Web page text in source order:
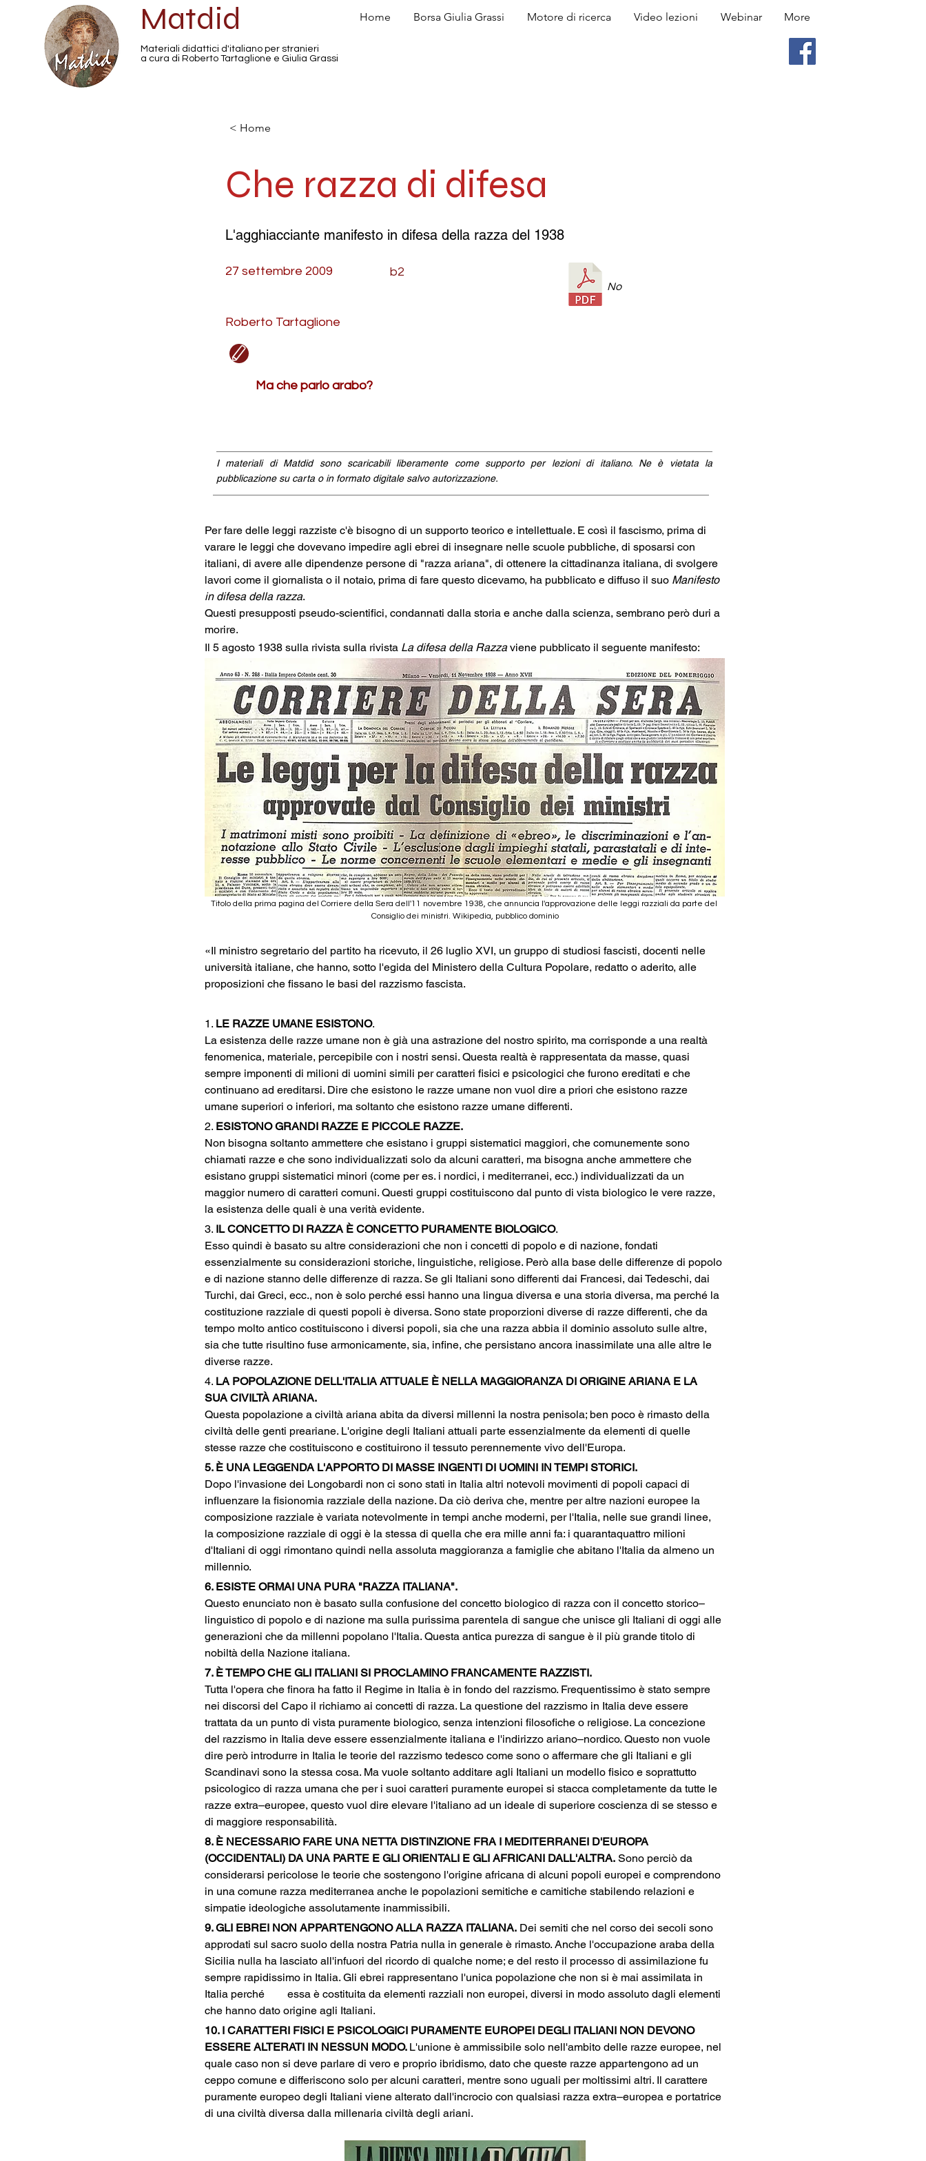
Matdid
Materiali didattici d'italiano per stranieri
a cura di Roberto Tartaglione e Giulia Grassi
Home Borsa Giulia Grassi Motore di ricerca Video lezioni Webinar More
< Home
Che razza di difesa
L'agghiacciante manifesto in difesa della razza del 1938
27 settembre 2009 b2
Roberto Tartaglione
No
Ma che parlo arabo?
I materiali di Matdid sono scaricabili liberamente come supporto per lezioni di italiano. Ne è vietata la
pubblicazione su carta o in formato digitale salvo autorizzazione.
Per fare delle leggi razziste c'è bisogno di un supporto teorico e intellettuale. E così il fascismo, prima di
varare le leggi che dovevano impedire agli ebrei di insegnare nelle scuole pubbliche, di sposarsi con
italiani, di avere alle dipendenze persone di "razza ariana", di ottenere la cittadinanza italiana, di svolgere
lavori come il giornalista o il notaio, prima di fare questo dicevamo, ha pubblicato e diffuso il suo Manifesto
in difesa della razza.
Questi presupposti pseudo-scientifici, condannati dalla storia e anche dalla scienza, sembrano però duri a
morire.
Il 5 agosto 1938 sulla rivista sulla rivista La difesa della Razza viene pubblicato il seguente manifesto:
Titolo della prima pagina del Corriere della Sera dell'11 novembre 1938, che annuncia l'approvazione delle leggi razziali da parte del
Consiglio dei ministri. Wikipedia, pubblico dominio
«Il ministro segretario del partito ha ricevuto, il 26 luglio XVI, un gruppo di studiosi fascisti, docenti nelle
università italiane, che hanno, sotto l'egida del Ministero della Cultura Popolare, redatto o aderito, alle
proposizioni che fissano le basi del razzismo fascista.
1. LE RAZZE UMANE ESISTONO.
La esistenza delle razze umane non è già una astrazione del nostro spirito, ma corrisponde a una realtà
fenomenica, materiale, percepibile con i nostri sensi. Questa realtà è rappresentata da masse, quasi
sempre imponenti di milioni di uomini simili per caratteri fisici e psicologici che furono ereditati e che
continuano ad ereditarsi. Dire che esistono le razze umane non vuol dire a priori che esistono razze
umane superiori o inferiori, ma soltanto che esistono razze umane differenti.
2. ESISTONO GRANDI RAZZE E PICCOLE RAZZE.
Non bisogna soltanto ammettere che esistano i gruppi sistematici maggiori, che comunemente sono
chiamati razze e che sono individualizzati solo da alcuni caratteri, ma bisogna anche ammettere che
esistano gruppi sistematici minori (come per es. i nordici, i mediterranei, ecc.) individualizzati da un
maggior numero di caratteri comuni. Questi gruppi costituiscono dal punto di vista biologico le vere razze,
la esistenza delle quali è una verità evidente.
3. IL CONCETTO DI RAZZA È CONCETTO PURAMENTE BIOLOGICO.
Esso quindi è basato su altre considerazioni che non i concetti di popolo e di nazione, fondati
essenzialmente su considerazioni storiche, linguistiche, religiose. Però alla base delle differenze di popolo
e di nazione stanno delle differenze di razza. Se gli Italiani sono differenti dai Francesi, dai Tedeschi, dai
Turchi, dai Greci, ecc., non è solo perché essi hanno una lingua diversa e una storia diversa, ma perché la
costituzione razziale di questi popoli è diversa. Sono state proporzioni diverse di razze differenti, che da
tempo molto antico costituiscono i diversi popoli, sia che una razza abbia il dominio assoluto sulle altre,
sia che tutte risultino fuse armonicamente, sia, infine, che persistano ancora inassimilate una alle altre le
diverse razze.
4. LA POPOLAZIONE DELL'ITALIA ATTUALE È NELLA MAGGIORANZA DI ORIGINE ARIANA E LA
SUA CIVILTÀ ARIANA.
Questa popolazione a civiltà ariana abita da diversi millenni la nostra penisola; ben poco è rimasto della
civiltà delle genti preariane. L'origine degli Italiani attuali parte essenzialmente da elementi di quelle
stesse razze che costituiscono e costituirono il tessuto perennemente vivo dell'Europa.
5. È UNA LEGGENDA L'APPORTO DI MASSE INGENTI DI UOMINI IN TEMPI STORICI.
Dopo l'invasione dei Longobardi non ci sono stati in Italia altri notevoli movimenti di popoli capaci di
influenzare la fisionomia razziale della nazione. Da ciò deriva che, mentre per altre nazioni europee la
composizione razziale è variata notevolmente in tempi anche moderni, per l'Italia, nelle sue grandi linee,
la composizione razziale di oggi è la stessa di quella che era mille anni fa: i quarantaquattro milioni
d'Italiani di oggi rimontano quindi nella assoluta maggioranza a famiglie che abitano l'Italia da almeno un
millennio.
6. ESISTE ORMAI UNA PURA "RAZZA ITALIANA".
Questo enunciato non è basato sulla confusione del concetto biologico di razza con il concetto storico–
linguistico di popolo e di nazione ma sulla purissima parentela di sangue che unisce gli Italiani di oggi alle
generazioni che da millenni popolano l'Italia. Questa antica purezza di sangue è il più grande titolo di
nobiltà della Nazione italiana.
7. È TEMPO CHE GLI ITALIANI SI PROCLAMINO FRANCAMENTE RAZZISTI.
Tutta l'opera che finora ha fatto il Regime in Italia è in fondo del razzismo. Frequentissimo è stato sempre
nei discorsi del Capo il richiamo ai concetti di razza. La questione del razzismo in Italia deve essere
trattata da un punto di vista puramente biologico, senza intenzioni filosofiche o religiose. La concezione
del razzismo in Italia deve essere essenzialmente italiana e l'indirizzo ariano–nordico. Questo non vuole
dire però introdurre in Italia le teorie del razzismo tedesco come sono o affermare che gli Italiani e gli
Scandinavi sono la stessa cosa. Ma vuole soltanto additare agli Italiani un modello fisico e soprattutto
psicologico di razza umana che per i suoi caratteri puramente europei si stacca completamente da tutte le
razze extra–europee, questo vuol dire elevare l'italiano ad un ideale di superiore coscienza di se stesso e
di maggiore responsabilità.
8. È NECESSARIO FARE UNA NETTA DISTINZIONE FRA I MEDITERRANEI D'EUROPA
(OCCIDENTALI) DA UNA PARTE E GLI ORIENTALI E GLI AFRICANI DALL'ALTRA. Sono perciò da
considerarsi pericolose le teorie che sostengono l'origine africana di alcuni popoli europei e comprendono
in una comune razza mediterranea anche le popolazioni semitiche e camitiche stabilendo relazioni e
simpatie ideologiche assolutamente inammissibili.
9. GLI EBREI NON APPARTENGONO ALLA RAZZA ITALIANA. Dei semiti che nel corso dei secoli sono
approdati sul sacro suolo della nostra Patria nulla in generale è rimasto. Anche l'occupazione araba della
Sicilia nulla ha lasciato all'infuori del ricordo di qualche nome; e del resto il processo di assimilazione fu
sempre rapidissimo in Italia. Gli ebrei rappresentano l'unica popolazione che non si è mai assimilata in
Italia perché	essa è costituita da elementi razziali non europei, diversi in modo assoluto dagli elementi
che hanno dato origine agli Italiani.
10. I CARATTERI FISICI E PSICOLOGICI PURAMENTE EUROPEI DEGLI ITALIANI NON DEVONO
ESSERE ALTERATI IN NESSUN MODO. L'unione è ammissibile solo nell'ambito delle razze europee, nel
quale caso non si deve parlare di vero e proprio ibridismo, dato che queste razze appartengono ad un
ceppo comune e differiscono solo per alcuni caratteri, mentre sono uguali per moltissimi altri. Il carattere
puramente europeo degli Italiani viene alterato dall'incrocio con qualsiasi razza extra–europea e portatrice
di una civiltà diversa dalla millenaria civiltà degli ariani.